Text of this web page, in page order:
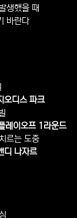
생했을 때
바란다
오디스 파크
이오프 1라운드
르는 도중
디 나자르